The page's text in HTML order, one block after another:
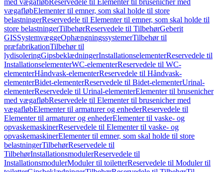
med vægafløbReservedele til Elementer til brusenicher med
vægafløbElementer til emner, som skal holde til store
belastningerReservedele til Elementer til emner, som skal holde til
store belastningerTilbehørReservedele til TilbehørGeberit
GISSystemvæggeOphængningssystemerTilbehør til
præfabrikationTilbehør til
lydisoleringGipsbeklædningerInstallationselementerReservedele til
InstallationselementerWC-elementerReservedele til WC-
elementerHåndvask-elementerReservedele til Håndvask-
elementerBidet-elementerReservedele til Bidet-elementerUrinal-
elementerReservedele til Urinal-elementerElementer til brusenicher
med vægafløbReservedele til Elementer til brusenicher med
vægafløbElementer til armaturer og enhederReservedele til
Elementer til armaturer og enhederElementer til vaske- og
opvaskemaskinerReservedele til Elementer til vaske- og
opvaskemaskinerElementer til emner, som skal holde til store
belastningerTilbehørReservedele til
TilbehørInstallationsmodulerReservedele til
InstallationsmodulerModuler til toiletterReservedele til Moduler til